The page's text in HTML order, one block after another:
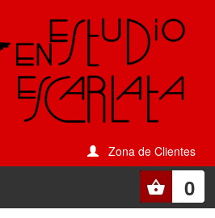
Zona de Clientes
0